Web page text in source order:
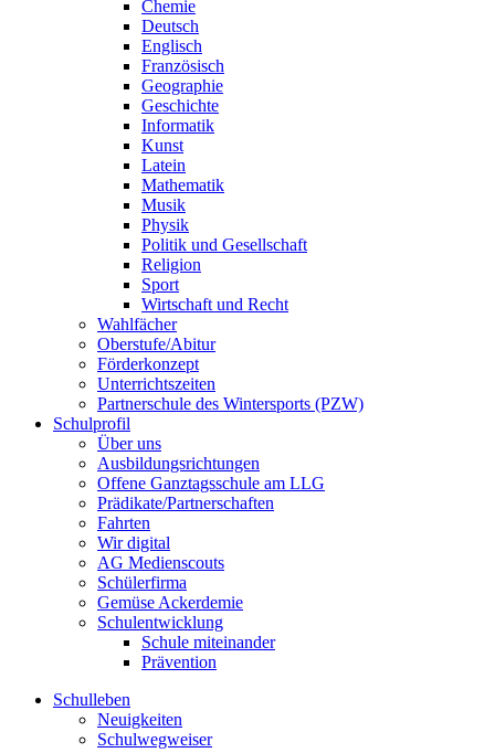
Chemie
Deutsch
Englisch
Französisch
Geographie
Geschichte
Informatik
Kunst
Latein
Mathematik
Musik
Physik
Politik und Gesellschaft
Religion
Sport
Wirtschaft und Recht
Wahlfächer
Oberstufe/Abitur
Förderkonzept
Unterrichtszeiten
Partnerschule des Wintersports (PZW)
Schulprofil
Über uns
Ausbildungsrichtungen
Offene Ganztagsschule am LLG
Prädikate/Partnerschaften
Fahrten
Wir digital
AG Medienscouts
Schülerfirma
Gemüse Ackerdemie
Schulentwicklung
Schule miteinander
Prävention
Schulleben
Neuigkeiten
Schulwegweiser